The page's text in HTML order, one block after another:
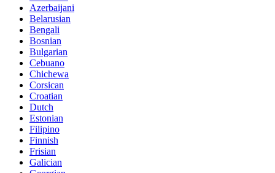
Azerbaijani
Belarusian
Bengali
Bosnian
Bulgarian
Cebuano
Chichewa
Corsican
Croatian
Dutch
Estonian
Filipino
Finnish
Frisian
Galician